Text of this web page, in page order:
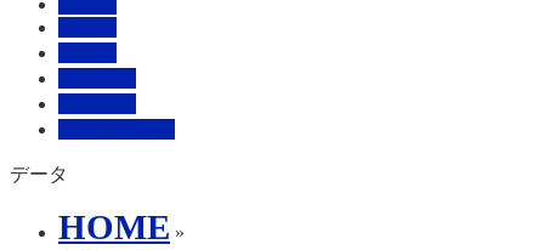
データ
HOME »